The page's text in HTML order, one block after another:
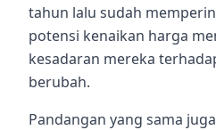
tahun lalu sudah
potensi kenaikan harga
kesadaran mereka
berubah.
Pandangan yang sama